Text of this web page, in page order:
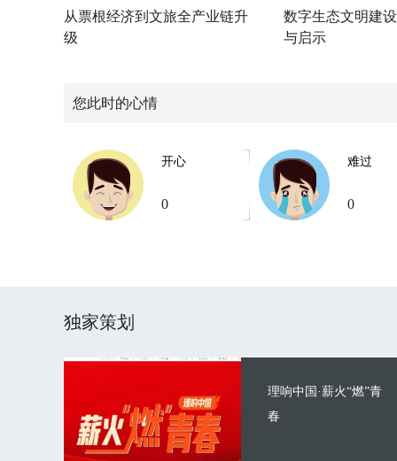
从票根经济到文旅全产业链升
级
数字生态文明建
与启示
您此时的心情
开心
0
难过
0
独家策划
理响中国·薪火“燃”青
春